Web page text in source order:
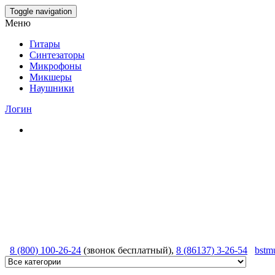
Skip
to
content
Toggle navigation
Меню
Гитары
Синтезаторы
Микрофоны
Микшеры
Наушники
Логин
8 (800) 100-26-24 (звонок бесплатный), 8 (86137) 3-26-54